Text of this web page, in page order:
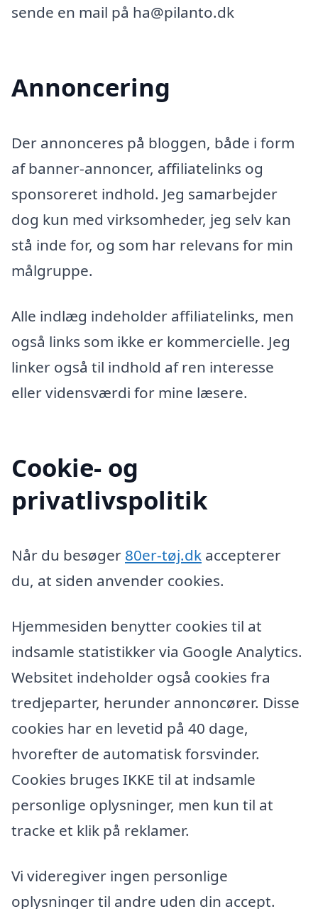
sende en mail på ha@pilanto.dk
Annoncering
Der annonceres på bloggen, både i form
af banner-annoncer, affiliatelinks og
sponsoreret indhold. Jeg samarbejder
dog kun med virksomheder, jeg selv kan
stå inde for, og som har relevans for min
målgruppe.
Alle indlæg indeholder affiliatelinks, men
også links som ikke er kommercielle. Jeg
linker også til indhold af ren interesse
eller vidensværdi for mine læsere.
Cookie- og
privatlivspolitik
Når du besøger 80er-tøj.dk accepterer
du, at siden anvender cookies.
Hjemmesiden benytter cookies til at
indsamle statistikker via Google Analytics.
Websitet indeholder også cookies fra
tredjeparter, herunder annoncører. Disse
cookies har en levetid på 40 dage,
hvorefter de automatisk forsvinder.
Cookies bruges IKKE til at indsamle
personlige oplysninger, men kun til at
tracke et klik på reklamer.
Vi videregiver ingen personlige
oplysninger til andre uden din accept.